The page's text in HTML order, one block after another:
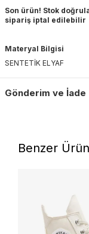
Son ürün! Stok
sipariş iptal edilebilir
Materyal Bilgisi
SENTETİK ELYAF
Gönderim ve İade
Benzer